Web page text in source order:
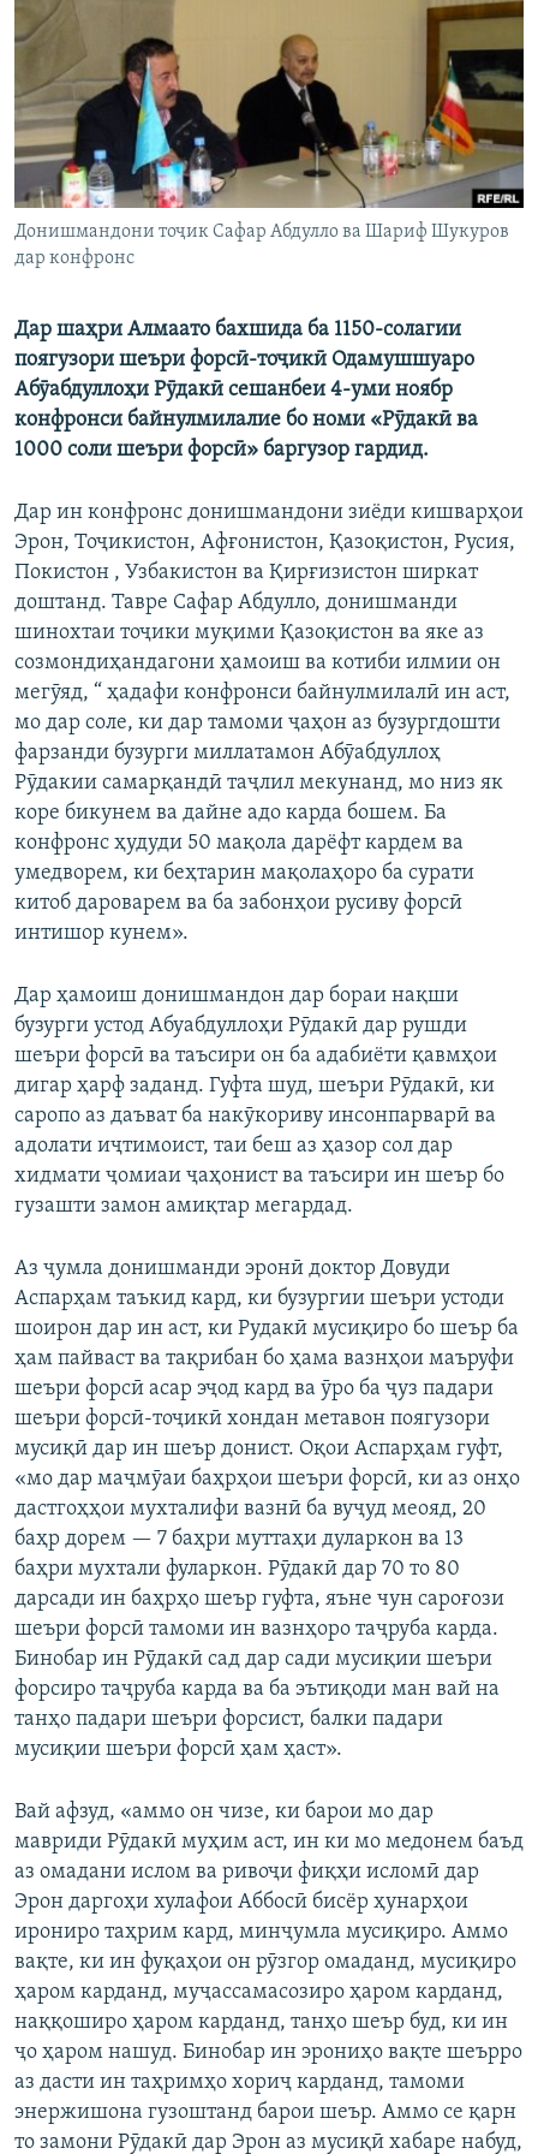
ГУЗОРИШҲОИ РАДИОӢ
Русский
ПАЙГИРӢ КУНЕД
Ҳамаи сомонаҳои RFE/RL
Донишмандони тоҷик Сафар Абдулло ва Шариф Шукуров
дар конфронс
Дар шаҳри Алмаато бахшида ба 1150-солагии
поягузори шеъри форсӣ-тоҷикӣ Одамушшуаро
Абӯабдуллоҳи Рӯдакӣ сешанбеи 4-уми ноябр
конфронси байнулмилалие бо номи «Рӯдакӣ ва
1000 соли шеъри форсӣ» баргузор гардид.
Дар ин конфронс донишмандони зиёди кишварҳои
Эрон, Тоҷикистон, Афғонистон, Қазоқистон, Русия,
Покистон , Узбакистон ва Қирғизистон ширкат
доштанд. Тавре Сафар Абдулло, донишманди
шинохтаи тоҷики муқими Қазоқистон ва яке аз
созмондиҳандагони ҳамоиш ва котиби илмии он
мегӯяд, “ ҳадафи конфронси байнулмилалӣ ин аст,
мо дар соле, ки дар тамоми ҷаҳон аз бузургдошти
фарзанди бузурги миллатамон Абӯабдуллоҳ
Рӯдакии самарқандӣ таҷлил мекунанд, мо низ як
коре бикунем ва дайне адо карда бошем. Ба
конфронс ҳудуди 50 мақола дарёфт кардем ва
умедворем, ки беҳтарин мақолаҳоро ба сурати
китоб дароварем ва ба забонҳои русиву форсӣ
интишор кунем».
Дар ҳамоиш донишмандон дар бораи нақши
бузурги устод Абуабдуллоҳи Рӯдакӣ дар рушди
шеъри форсӣ ва таъсири он ба адабиёти қавмҳои
дигар ҳарф заданд. Гуфта шуд, шеъри Рӯдакӣ, ки
саропо аз даъват ба накӯкориву инсонпарварӣ ва
адолати иҷтимоист, таи беш аз ҳазор сол дар
хидмати ҷомиаи ҷаҳонист ва таъсири ин шеър бо
гузашти замон амиқтар мегардад.
Аз ҷумла донишманди эронӣ доктор Довуди
Аспарҳам таъкид кард, ки бузургии шеъри устоди
шоирон дар ин аст, ки Рудакӣ мусиқиро бо шеър ба
ҳам пайваст ва тақрибан бо ҳама вазнҳои маъруфи
шеъри форсӣ асар эҷод кард ва ӯро ба ҷуз падари
шеъри форсӣ-тоҷикӣ хондан метавон поягузори
мусиқӣ дар ин шеър донист. Оқои Аспарҳам гуфт,
«мо дар маҷмӯаи баҳрҳои шеъри форсӣ, ки аз онҳо
дастгоҳҳои мухталифи вазнӣ ба вуҷуд меояд, 20
баҳр дорем — 7 баҳри муттаҳи дуларкон ва 13
баҳри мухтали фуларкон. Рӯдакӣ дар 70 то 80
дарсади ин баҳрҳо шеър гуфта, яъне чун сароғози
шеъри форсӣ тамоми ин вазнҳоро таҷруба карда.
Бинобар ин Рӯдакӣ сад дар сади мусиқии шеъри
форсиро таҷруба карда ва ба эътиқоди ман вай на
танҳо падари шеъри форсист, балки падари
мусиқии шеъри форсӣ ҳам ҳаст».
Вай афзуд, «аммо он чизе, ки барои мо дар
мавриди Рӯдакӣ муҳим аст, ин ки мо медонем баъд
аз омадани ислом ва ривоҷи фиқҳи исломӣ дар
Эрон даргоҳи хулафои Аббосӣ бисёр ҳунарҳои
ирониро таҳрим кард, минҷумла мусиқиро. Аммо
вақте, ки ин фуқаҳои он рӯзгор омаданд, мусиқиро
ҳаром карданд, муҷассамасозиро ҳаром карданд,
наққоширо ҳаром карданд, танҳо шеър буд, ки ин
ҷо ҳаром нашуд. Бинобар ин эрониҳо вақте шеърро
аз дасти ин таҳримҳо хориҷ карданд, тамоми
энержишона гузоштанд барои шеър. Аммо се қарн
то замони Рӯдакӣ дар Эрон аз мусиқӣ хабаре набуд,